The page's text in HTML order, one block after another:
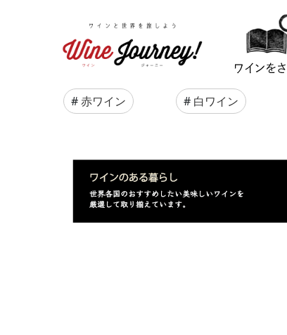
#赤ワイン # 白ワイン